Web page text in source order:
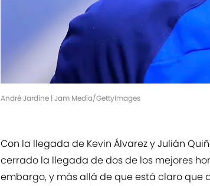
André Jardine | Jam Media/GettyImages
Con la llegada de Kevin Álvarez y Julián
cerrado la llegada de dos de los mejores
embargo, y más allá de que está claro que